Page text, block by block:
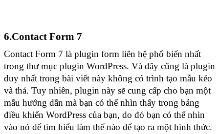
6.Contact Form 7
Contact Form 7 là plugin form liên hệ phổ biến nhất
trong thư mục plugin WordPress. Và đây cũng là plugin
duy nhất trong bài viết này không có trình tạo mẫu kéo
và thả. Tuy nhiên, plugin này sẽ cung cấp cho bạn một
mẫu hướng dẫn mà bạn có thể nhìn thấy trong bảng
điều khiển WordPress của bạn, do đó bạn có thể nhìn
vào nó để tìm hiểu làm thế nào để tạo ra một hình thức.